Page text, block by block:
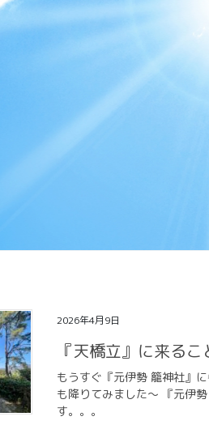
2026年4月9日
『天橋立』に来る
もうすぐ『元伊勢 籠神社』
も降りてみました〜 『元伊
す。。。